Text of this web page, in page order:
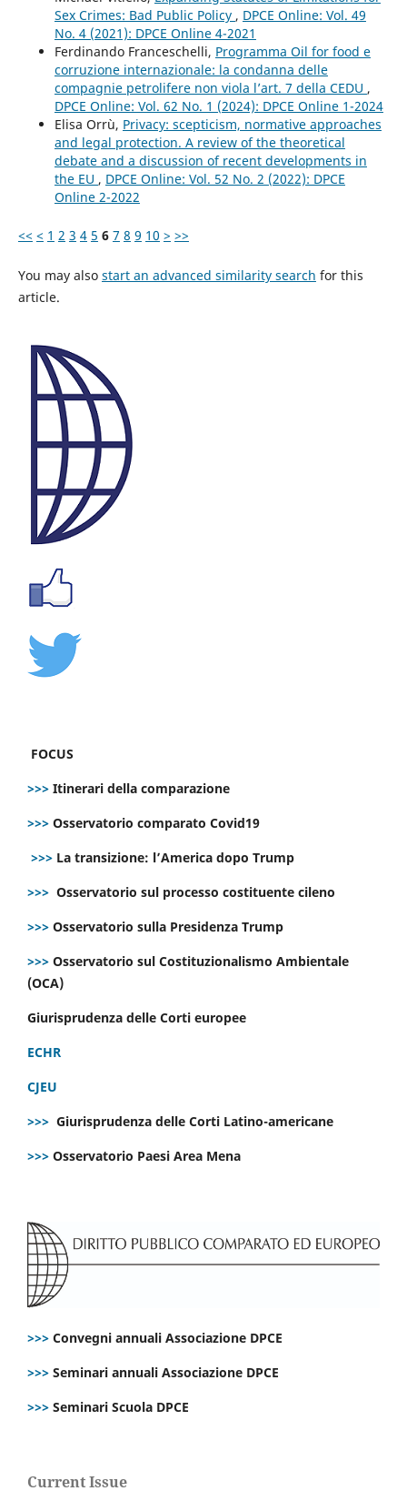
Sex Crimes: Bad Public Policy , DPCE Online: Vol. 49
No. 4 (2021): DPCE Online 4-2021
Ferdinando Franceschelli, Programma Oil for food e
corruzione internazionale: la condanna delle
compagnie petrolifere non viola l’art. 7 della CEDU ,
DPCE Online: Vol. 62 No. 1 (2024): DPCE Online 1-2024
Elisa Orrù, Privacy: scepticism, normative approaches
and legal protection. A review of the theoretical
debate and a discussion of recent developments in
the EU , DPCE Online: Vol. 52 No. 2 (2022): DPCE
Online 2-2022
<< < 1 2 3 4 5 6 7 8 9 10 > >>
You may also start an advanced similarity search for this
article.
FOCUS
>>> Itinerari della comparazione
>>> Osservatorio comparato Covid19
>>> La transizione: l’America dopo Trump
>>> Osservatorio sul processo costituente cileno
>>> Osservatorio sulla Presidenza Trump
>>> Osservatorio sul Costituzionalismo Ambientale
(OCA)
Giurisprudenza delle Corti europee
ECHR
CJEU
>>> Giurisprudenza delle Corti Latino-americane
>>> Osservatorio Paesi Area Mena
>>> Convegni annuali Associazione DPCE
>>> Seminari annuali Associazione DPCE
>>> Seminari Scuola DPCE
Current Issue